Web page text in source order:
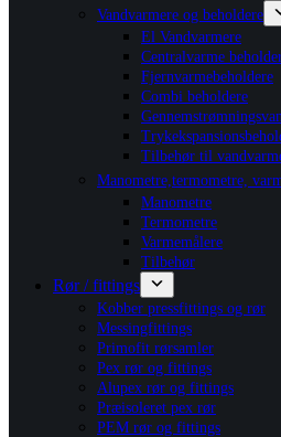
Vandvarmere og beholdere
El Vandvarmere
Centralvarme
Fjernvarmebeholdere
Combi beholdere
Tilbehør til
Manometre,termometre,
Manometre
Termometre
Varmemålere
Tilbehør
Rør / fittings
Kobber pressfittings og rør
Messingfittings
Primofit rørsamler
Pex rør og fittings
Alupex rør og fittings
Præisoleret pex rør
PEM rør og fittings